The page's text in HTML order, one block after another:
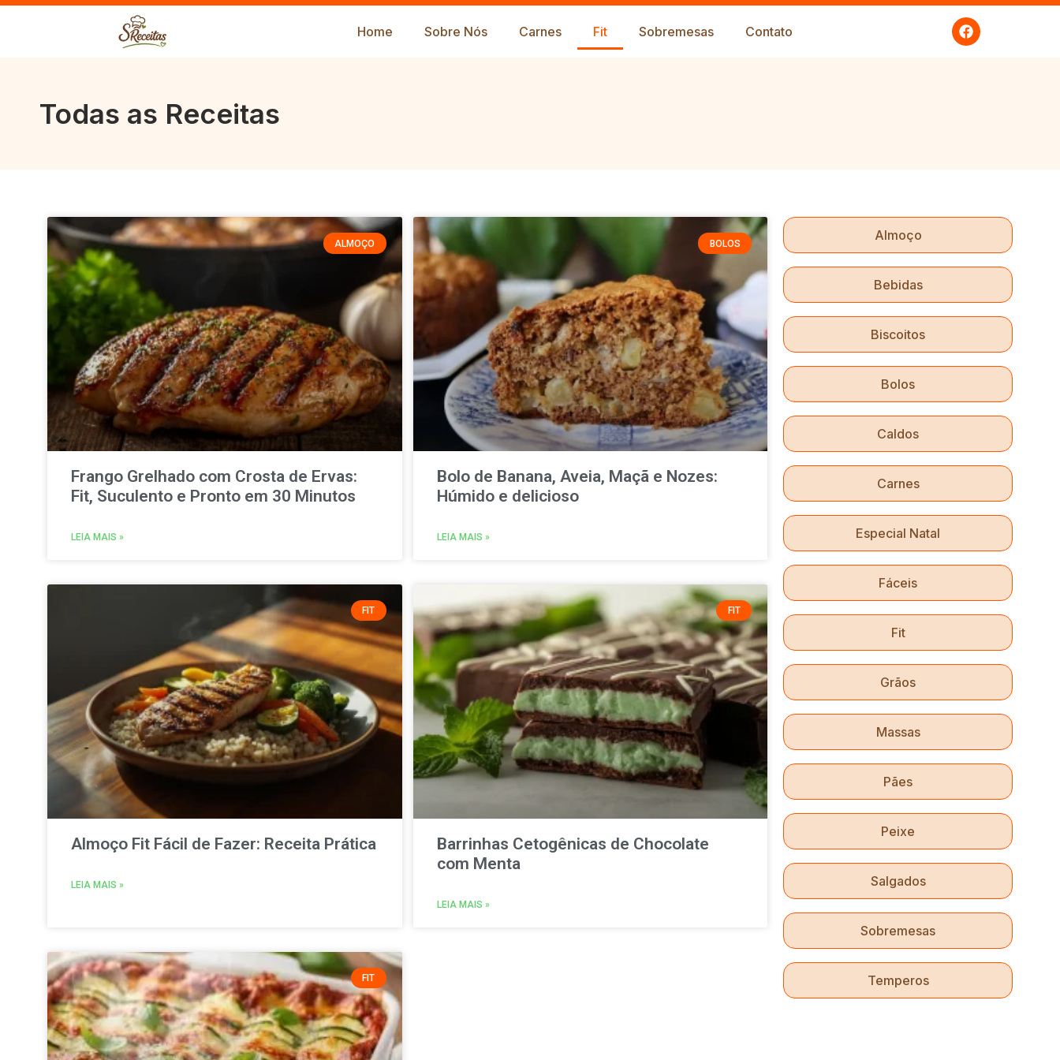
Home Sobre Nós Carnes Fit Sobremesas Contato
Todas as Receitas
ALMOÇO
Frango Grelhado com Crosta de Ervas:
Fit, Suculento e Pronto em 30 Minutos
LEIA MAIS »
BOLOS
Bolo de Banana, Aveia, Maçã e Nozes:
Húmido e delicioso
LEIA MAIS »
FIT
Almoço Fit Fácil de Fazer: Receita Prática
LEIA MAIS »
FIT
Barrinhas Cetogênicas de Chocolate
com Menta
LEIA MAIS »
FIT
Almoço
Bebidas
Biscoitos
Bolos
Caldos
Carnes
Especial Natal
Fáceis
Fit
Grãos
Massas
Pães
Peixe
Salgados
Sobremesas
Temperos